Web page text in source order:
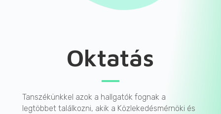
Oktatás
Tanszékünkkel azok a hallgatók fognak a
legtöbbet találkozni, akik a Közlekedésmérnöki és